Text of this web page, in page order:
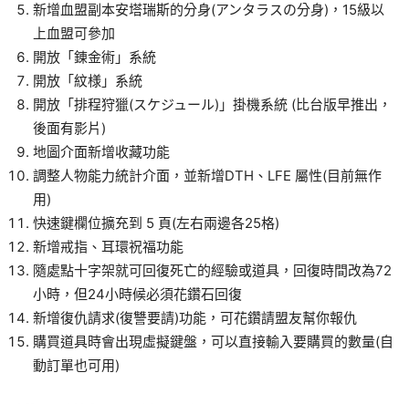
新增血盟副本安塔瑞斯的分身(アンタラスの分身)，15級以
上血盟可參加
開放「錬金術」系統
開放「紋様」系統
開放「排程狩獵(スケジュール)」掛機系統 (比台版早推出，
後面有影片)
地圖介面新增收藏功能
調整人物能力統計介面，並新增DTH、LFE 屬性(目前無作
用)
快速鍵欄位擴充到 5 頁(左右兩邊各25格)
新增戒指、耳環祝福功能
隨處點十字架就可回復死亡的經驗或道具，回復時間改為72
小時，但24小時候必須花鑽石回復
新增復仇請求(復讐要請)功能，可花鑽請盟友幫你報仇
購買道具時會出現虛擬鍵盤，可以直接輸入要購買的數量(自
動訂單也可用)